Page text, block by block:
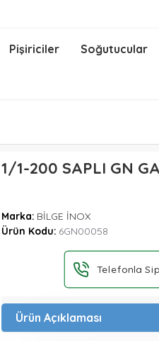
Pişiriciler Soğutucular
1/1-200 SAPLI GN
Marka: BİLGE İNOX
Ürün Kodu: 6GN00058
Telefonla
Ürün Açıklaması